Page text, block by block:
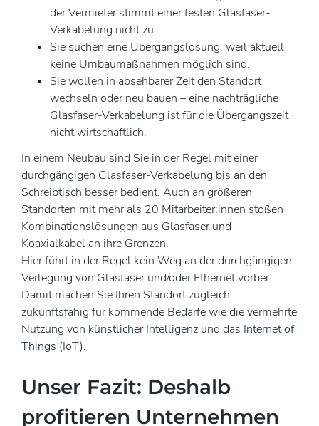
der Vermieter stimmt einer festen Glasfaser-
Verkabelung nicht zu.
Sie suchen eine Übergangslösung, weil aktuell
keine Umbaumaßnahmen möglich sind.
Sie wollen in absehbarer Zeit den Standort
wechseln oder neu bauen – eine nachträgliche
Glasfaser-Verkabelung ist für die Übergangszeit
nicht wirtschaftlich.
In einem Neubau sind Sie in der Regel mit einer
durchgängigen Glasfaser-Verkabelung bis an den
Schreibtisch besser bedient. Auch an größeren
Standorten mit mehr als 20 Mitarbeiter:innen stoßen
Kombinationslösungen aus Glasfaser und
Koaxialkabel an ihre Grenzen.
Hier führt in der Regel kein Weg an der durchgängigen
Verlegung von Glasfaser und/oder Ethernet vorbei.
Damit machen Sie Ihren Standort zugleich
zukunftsfähig für kommende Bedarfe wie die vermehrte
Nutzung von künstlicher Intelligenz und das Internet of
Things (IoT).
Unser Fazit: Deshalb
profitieren Unternehmen